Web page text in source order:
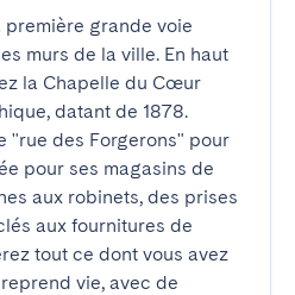
première grande voie
murs de la ville. En haut
la Chapelle du Cœur
datant de 1878.
"rue des Forgerons" pour
pour ses magasins de
aux robinets, des prises
aux fournitures de
tout ce dont vous avez
vie, avec de